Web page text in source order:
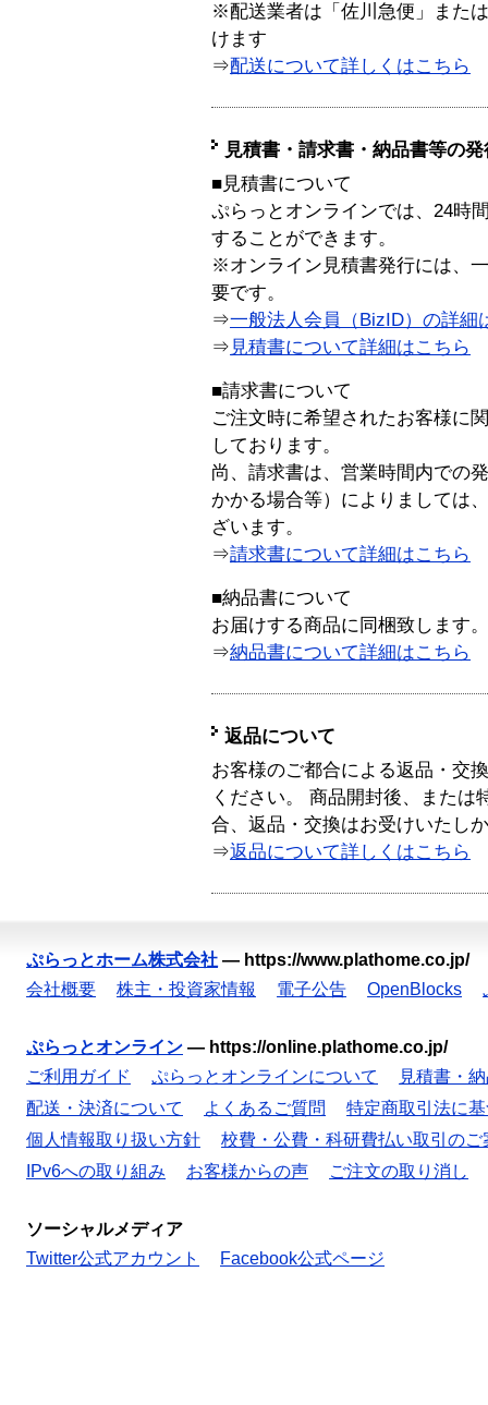
※配送業者は「佐川急便」また
けます
⇒配送について詳しくはこちら
見積書・請求書・納品書等の
■見積書について
ぷらっとオンラインでは、24時
することができます。
※オンライン見積書発行には、
要です。
⇒一般法人会員（BizID）の詳細
⇒ 見積書について詳細はこちら
■請求書について
ご注文時に希望されたお客様に
しております。
尚、請求書は、営業時間内での
かかる場合等）によりましては
ざいます。
⇒請求書について詳細はこちら
■納品書について
お届けする商品に同梱致します。
⇒納品書について詳細はこちら
返品について
お客様のご都合による返品・交
ください。 商品開封後、または
合、返品・交換はお受けいたし
⇒返品について詳しくはこちら
ぷらっとホーム株式会社 — https://www.plathome.co.jp/
会社概要
株主・投資家情報 電子公告 OpenBlocks
ぷらっとオンライン — https://online.plathome.co.jp/
ご利用ガイド
ぷらっとオンラインについて
見積書・
配送・決済について
よくあるご質問
特定商取引法に
個人情報取り扱い方針
校費・公費・科研費払い取引のご
IPv6への取り組み
お客様からの声 ご注文の取り消し
ソーシャルメディア
Twitter公式アカウント
Facebook公式ページ